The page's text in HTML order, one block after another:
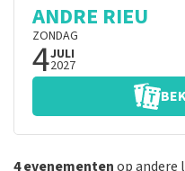
ANDRE RIEU
ZONDAG
4JULI
2027
4 evenementenop andere